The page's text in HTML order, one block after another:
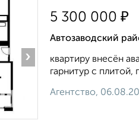
›
5 300 000 ₽
Автозаводский
квартиру внесён
гарнитур с
Агентство,